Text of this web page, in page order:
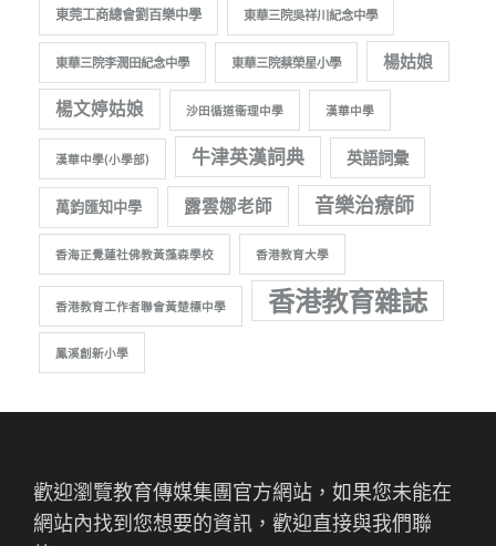
東莞工商總會劉百樂中學 東華三院吳祥川紀念中學
東華三院李潤田紀念中學 東華三院蔡榮星小學 楊姑娘
楊文婷姑娘 沙田循道衞理中學 漢華中學
漢華中學(小學部) 牛津英漢詞典 英語詞彙
萬鈞匯知中學 露雲娜老師 音樂治療師
香海正覺蓮社佛教黃藻森學校 香港教育大學
香港教育工作者聯會黃楚標中學 香港教育雜誌
鳳溪創新小學
歡迎瀏覽教育傳媒集團官方網站，如果您未能在
網站內找到您想要的資訊，歡迎直接與我們聯